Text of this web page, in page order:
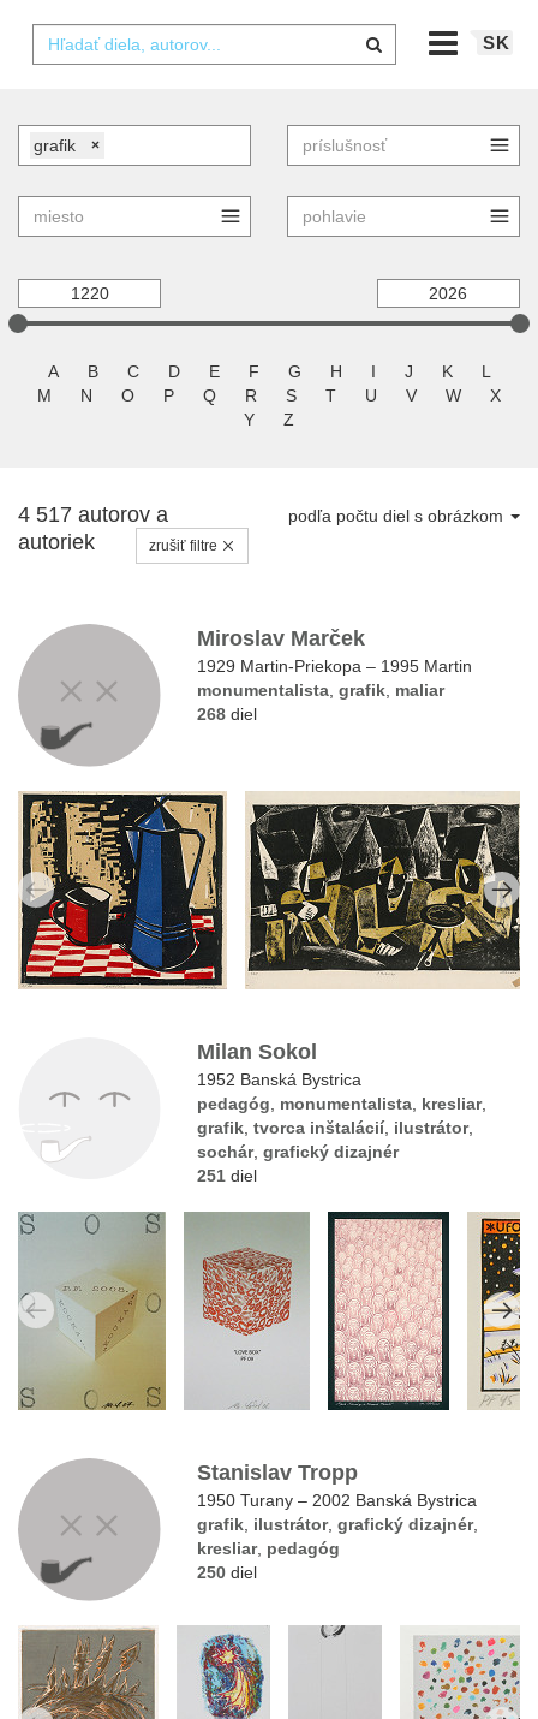
SK
grafik ×
A B C D E F G H I J K
L
M
N O P Q R S T U V W
X
Y
Z
4 517 autorov a
autoriek
zrušiť filtre
podľa počtu diel s obrázkom
Miroslav Marček
1929 Martin-Priekopa – 1995 Martin
monumentalista ,grafik maliar
268 diel
Milan Sokol
1952 Banská Bystrica
pedagóg
monumentalista kresliar,
grafik ,tvorca inštalácií, ilustrátor,
sochár,grafický dizajnér
251 diel
Stanislav Tropp
1950 Turany – 2002 Banská Bystrica
grafik ilustrátor,grafický dizajnér,
kresliar, pedagóg
250 diel